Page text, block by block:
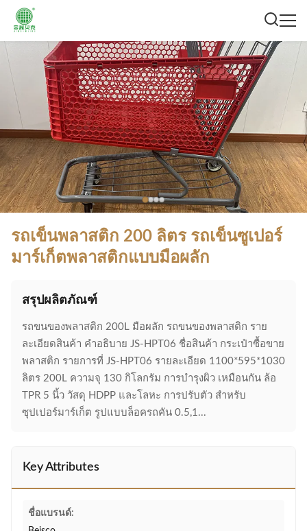
รถเข็นพลาสติก 200 ลิตร รถเข็นซูเปอร์
มาร์เก็ตพลาสติกแบบมือผลัก
สรุปผลิตภัณฑ์
รถขนของพลาสติก 200L มือผลัก รถขนของพลาสติก ราย
ละเอียดสินค้า คําอธิบาย JS-HPT06 ชื่อสินค้า กระเป๋าซื้อขาย
พลาสติก รายการที่ JS-HPT06 รายละเอียด 1100*595*1030
ลิตร 200L ความจุ 130 กิโลกรัม การบํารุงผิว เหมือนกัน ล้อ
TPR 5 นิ้ว วัสดุ HDPP และโลหะ การปรับตัว สําหรับ
ซุปเปอร์มาร์เก็ต รูปแบบล็อครถคัน 0.5,1...
Key Attributes
ชื่อแบรนด์: